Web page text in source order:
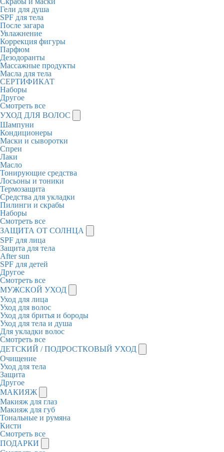
Гели для душа
SPF для тела
После загара
Увлажнение
Коррекция фигуры
Парфюм
Дезодоранты
Массажные продукты
Масла для тела
СЕРТИФИКАТ
Наборы
Другое
Смотреть все
УХОД ДЛЯ ВОЛОС
Шампуни
Кондиционеры
Маски и сыворотки
Спреи
Лаки
Масло
Тонирующие средства
Лосьоны и тоники
Термозащита
Средства для укладки
Пилинги и скрабы
Наборы
Смотреть все
ЗАЩИТА ОТ СОЛНЦА
SPF для лица
Защита для тела
After sun
SPF для детей
Другое
Смотреть все
МУЖСКОЙ УХОД
Уход для лица
Уход для волос
Уход для бритья и бороды
Уход для тела и душа
Для укладки волос
Смотреть все
ДЕТСКИЙ / ПОДРОСТКОВЫЙ УХОД
Очищение
Уход для тела
Защита
Другое
МАКИЯЖ
Макияж для глаз
Макияж для губ
Тональные и румяна
Кисти
Смотреть все
ПОДАРКИ